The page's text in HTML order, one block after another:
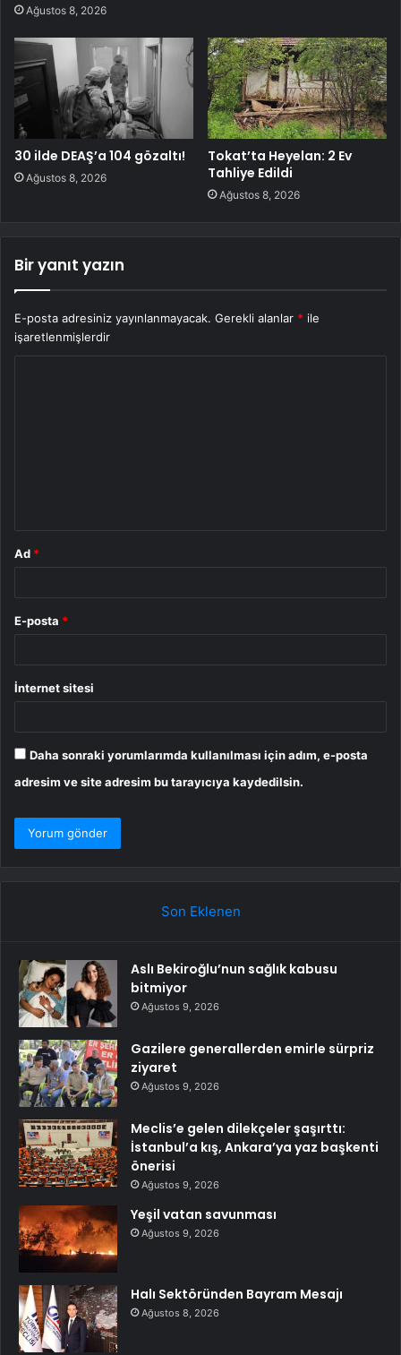
Ağustos 8, 2026
30 ilde DEAŞ’a 104 gözaltı!
Ağustos 8, 2026
Tokat’ta Heyelan: 2 Ev
Tahliye Edildi
Ağustos 8, 2026
Bir yanıt yazın
E-posta adresiniz yayınlanmayacak. Gerekli alanlar * ile
işaretlenmişlerdir
Ad *
E-posta *
İnternet sitesi
Daha sonraki yorumlarımda kullanılması için adım, e-posta
adresim ve site adresim bu tarayıcıya kaydedilsin.
Son Eklenen
Aslı Bekiroğlu’nun sağlık kabusu
bitmiyor
Ağustos 9, 2026
Gazilere generallerden emirle sürpriz
ziyaret
Ağustos 9, 2026
Meclis’e gelen dilekçeler şaşırttı:
İstanbul’a kış, Ankara’ya yaz başkenti
önerisi
Ağustos 9, 2026
Yeşil vatan savunması
Ağustos 9, 2026
Halı Sektöründen Bayram Mesajı
Ağustos 8, 2026